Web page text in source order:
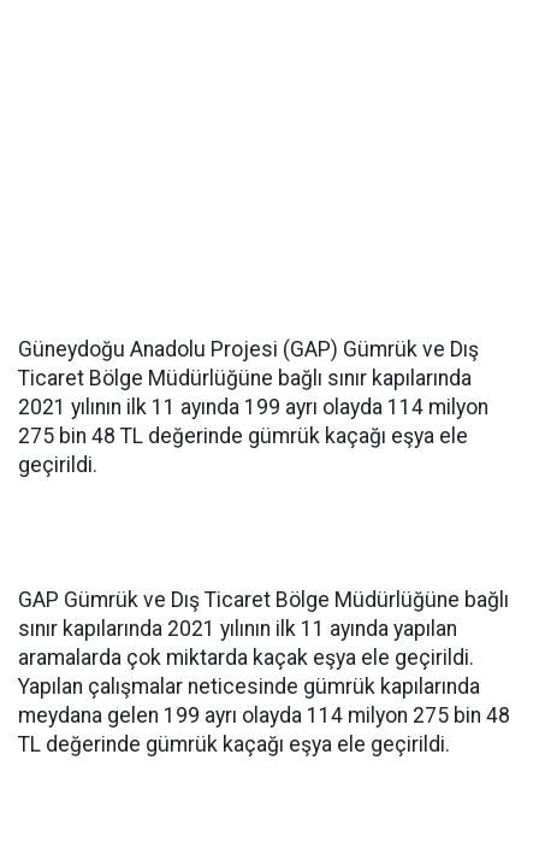
Güneydoğu Anadolu Projesi (GAP) Gümrük ve Dış
Ticaret Bölge Müdürlüğüne bağlı sınır kapılarında
2021 yılının ilk 11 ayında 199 ayrı olayda 114 milyon
275 bin 48 TL değerinde gümrük kaçağı eşya ele
geçirildi.
GAP Gümrük ve Dış Ticaret Bölge Müdürlüğüne bağlı
sınır kapılarında 2021 yılının ilk 11 ayında yapılan
aramalarda çok miktarda kaçak eşya ele geçirildi.
Yapılan çalışmalar neticesinde gümrük kapılarında
meydana gelen 199 ayrı olayda 114 milyon 275 bin 48
TL değerinde gümrük kaçağı eşya ele geçirildi.